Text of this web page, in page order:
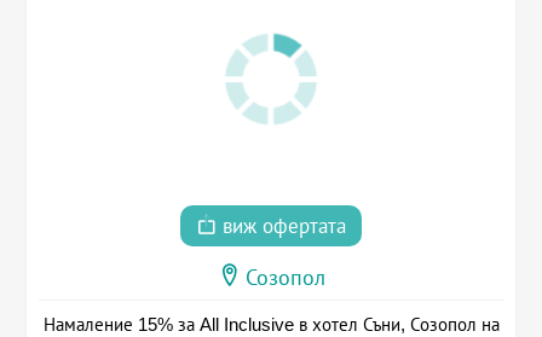
виж офертата
Созопол
Намаление 15% за All Inclusive в хотел Съни, Созопол на